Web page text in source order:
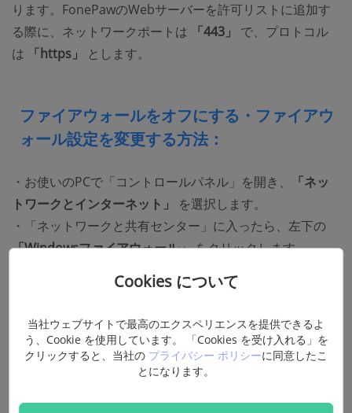
ります。FonePawのWebサーバーを許可リストに追加す
る際に、ネットワークポートは
「443」
で、プロトコル
は
「https」 とします。
ファイアウォールをオフにする・ファイアウ
ォール設定を変更する方法：
・お使いのPCで「コントロールパネル」を開き、
「ネッ
トワークとインターネット」
を選択します。
・「ネットワークと共有センター」に入ったら、左下の
「Windowsファイアウォール」をクリックします。
Cookies について
当社ウェブサイトで最高のエクスペリエンスを提供できるよ
う、Cookie を使用しています。 「Cookies を受け入れる」を
クリックすると、当社の プライバシー ポリシーに同意したこ
とになります。